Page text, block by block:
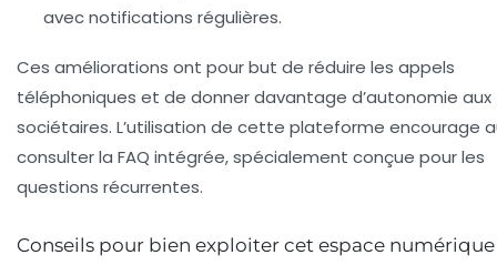
avec notifications régulières.
Ces améliorations ont pour but de réduire les appels
téléphoniques et de donner davantage d’autonomie aux
sociétaires. L’utilisation de cette plateforme encourage
consulter la FAQ intégrée, spécialement conçue pour les
questions récurrentes.
Conseils pour bien exploiter cet espace numérique